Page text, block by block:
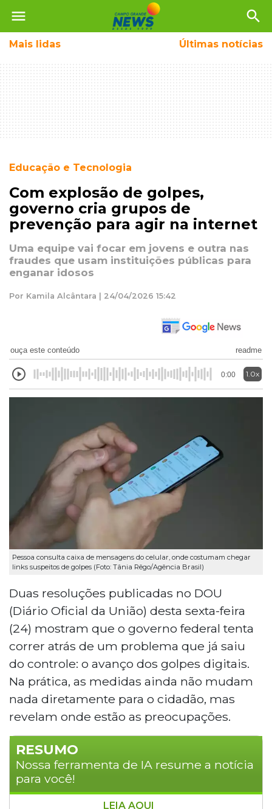
menu search
Mais lidas Últimas notícias
Educação e Tecnologia
Com explosão de golpes,
governo cria grupos de
prevenção para agir na internet
Uma equipe vai focar em jovens e outra nas
fraudes que usam instituições públicas para
enganar idosos
Por Kamila Alcântara | 24/04/2026 15:42
ouça este conteúdo readme
0:00 1.0x
Pessoa consulta caixa de mensagens do celular, onde costumam chegar
links suspeitos de golpes (Foto: Tânia Rêgo/Agência Brasil)
Duas resoluções publicadas no DOU
(Diário Oficial da União) desta sexta-feira
(24) mostram que o governo federal tenta
correr atrás de um problema que já saiu
do controle: o avanço dos golpes digitais.
Na prática, as medidas ainda não mudam
nada diretamente para o cidadão, mas
revelam onde estão as preocupações.
RESUMO
Nossa ferramenta de IA resume a notícia
para você!
LEIA AQUI